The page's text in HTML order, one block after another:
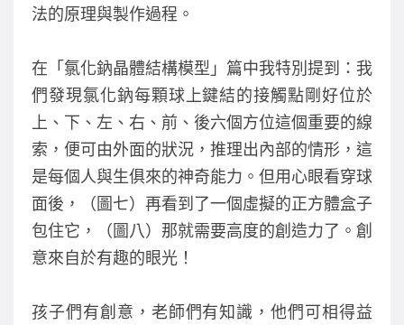
法的原理與製作過程。
在「氯化鈉晶體結構模型」篇中我特別提到：我
們發現氯化鈉每顆球上鍵結的接觸點剛好位於
上、下、左、右、前、後六個方位這個重要的線
索，便可由外面的狀況，推理出內部的情形，這
是每個人與生俱來的神奇能力。但用心眼看穿球
面後，（圖七）再看到了一個虛擬的正方體盒子
包住它，（圖八）那就需要高度的創造力了。創
意來自於有趣的眼光！
孩子們有創意，老師們有知識，他們可相得益